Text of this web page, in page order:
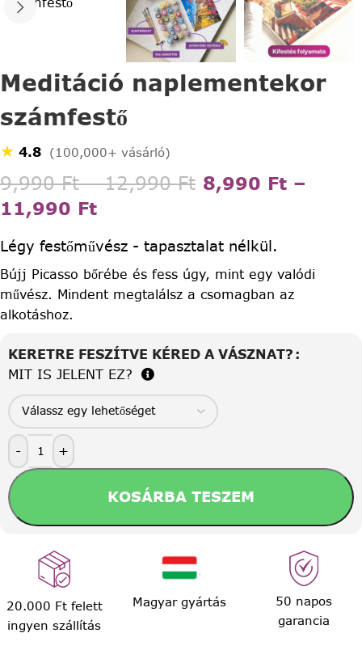
Meditáció naplementekor
számfestő
★ 4.8 (100,000+ vásárló)
9,990Ft – 12,990Ft 8,990 Ft –
11,990 Ft
Légy festőművész - tapasztalat nélkül.
Bújj Picasso bőrébe és fess úgy, mint egy valódi
művész. Mindent megtalálsz a csomagban az
alkotáshoz.
KERETRE FESZÍTVE KÉRED A VÁSZNAT?
MIT IS JELENT EZ?
- +
KOSÁRBA TESZEM
20.000 Ft felett
ingyen szállítás
Magyar gyártás
50 napos
garancia